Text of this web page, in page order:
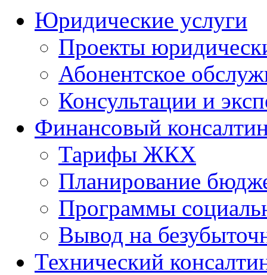
Юридические услуги
Проекты
Абонентское
Консультации и
Финансовый
Тарифы ЖКХ
Планирование
Программы
Вывод на
Технический